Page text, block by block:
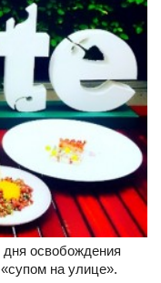
освобождения
на улице».